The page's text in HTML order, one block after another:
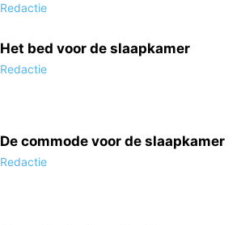
Redactie
Het bed voor de slaapkamer
Redactie
De commode voor de slaapkamer
Redactie